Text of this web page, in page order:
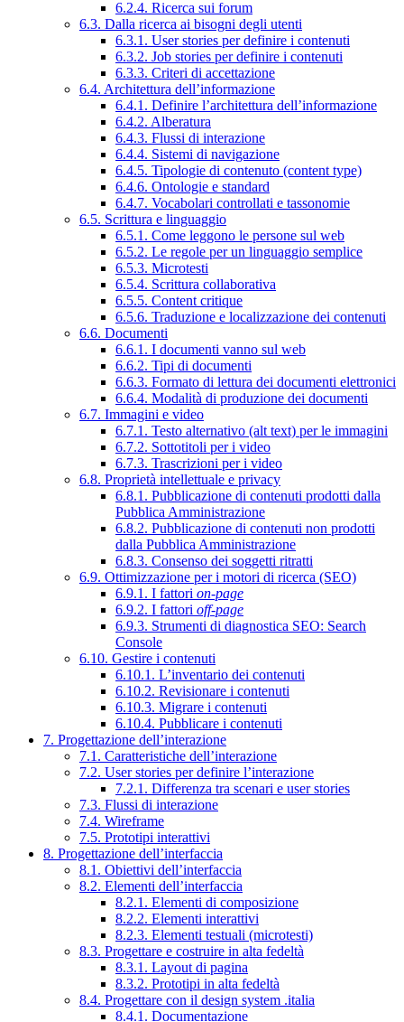
6.2.4. Ricerca sui forum
6.3. Dalla ricerca ai bisogni degli utenti
6.3.1. User stories per definire i contenuti
6.3.2. Job stories per definire i contenuti
6.3.3. Criteri di accettazione
6.4. Architettura dell’informazione
6.4.1. Definire l’architettura dell’informazione
6.4.2. Alberatura
6.4.3. Flussi di interazione
6.4.4. Sistemi di navigazione
6.4.5. Tipologie di contenuto (content type)
6.4.6. Ontologie e standard
6.4.7. Vocabolari controllati e tassonomie
6.5. Scrittura e linguaggio
6.5.1. Come leggono le persone sul web
6.5.2. Le regole per un linguaggio semplice
6.5.3. Microtesti
6.5.4. Scrittura collaborativa
6.5.5. Content critique
6.5.6. Traduzione e localizzazione dei contenuti
6.6. Documenti
6.6.1. I documenti vanno sul web
6.6.2. Tipi di documenti
6.6.3. Formato di lettura dei documenti elettronici
6.6.4. Modalità di produzione dei documenti
6.7. Immagini e video
6.7.1. Testo alternativo (alt text) per le immagini
6.7.2. Sottotitoli per i video
6.7.3. Trascrizioni per i video
6.8. Proprietà intellettuale e privacy
6.8.1. Pubblicazione di contenuti prodotti dalla
Pubblica Amministrazione
6.8.2. Pubblicazione di contenuti non prodotti
dalla Pubblica Amministrazione
6.8.3. Consenso dei soggetti ritratti
6.9. Ottimizzazione per i motori di ricerca (SEO)
6.9.1. I fattori on-page
6.9.2. I fattori off-page
6.9.3. Strumenti di diagnostica SEO: Search
Console
6.10. Gestire i contenuti
6.10.1. L’inventario dei contenuti
6.10.2. Revisionare i contenuti
6.10.3. Migrare i contenuti
6.10.4. Pubblicare i contenuti
7. Progettazione dell’interazione
7.1. Caratteristiche dell’interazione
7.2. User stories per definire l’interazione
7.2.1. Differenza tra scenari e user stories
7.3. Flussi di interazione
7.4. Wireframe
7.5. Prototipi interattivi
8. Progettazione dell’interfaccia
8.1. Obiettivi dell’interfaccia
8.2. Elementi dell’interfaccia
8.2.1. Elementi di composizione
8.2.2. Elementi interattivi
8.2.3. Elementi testuali (microtesti)
8.3. Progettare e costruire in alta fedeltà
8.3.1. Layout di pagina
8.3.2. Prototipi in alta fedeltà
8.4. Progettare con il design system .italia
8.4.1. Documentazione